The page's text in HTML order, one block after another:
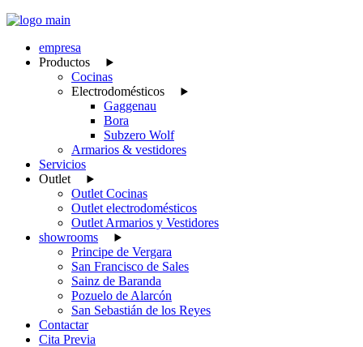
empresa
Productos
Cocinas
Electrodomésticos
Gaggenau
Bora
Subzero Wolf
Armarios & vestidores
Servicios
Outlet
Outlet Cocinas
Outlet electrodomésticos
Outlet Armarios y Vestidores
showrooms
Principe de Vergara
San Francisco de Sales
Sainz de Baranda
Pozuelo de Alarcón
San Sebastián de los Reyes
Contactar
Cita Previa